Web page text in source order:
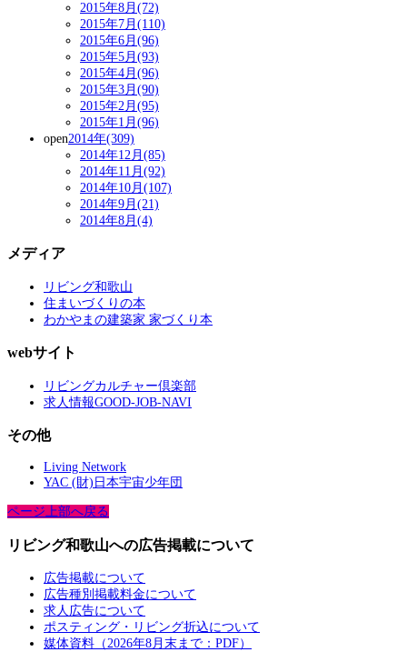
2015年8月(72)
2015年7月(110)
2015年6月(96)
2015年5月(93)
2015年4月(96)
2015年3月(90)
2015年2月(95)
2015年1月(96)
open2014年(309)
2014年12月(85)
2014年11月(92)
2014年10月(107)
2014年9月(21)
2014年8月(4)
メディア
リビング和歌山
住まいづくりの本
わかやまの建築家 家づくり本
webサイト
リビングカルチャー倶楽部
求人情報GOOD-JOB-NAVI
その他
Living Network
YAC (財)日本宇宙少年団
ページ上部へ戻る
リビング和歌山への広告掲載について
広告掲載について
広告種別掲載料金について
求人広告について
ポスティング・リビング折込について
媒体資料（2026年8月末まで：PDF）